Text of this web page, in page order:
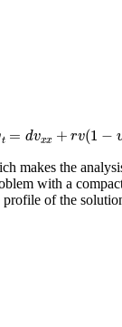
t vxx v (1−v )
makes the
with a
of the